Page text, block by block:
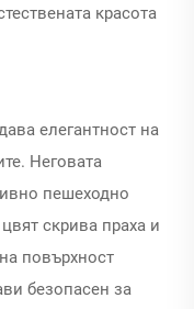
красота
елегантност на
Неговата
пешеходно
скрива праха и
повърхност
безопасен за